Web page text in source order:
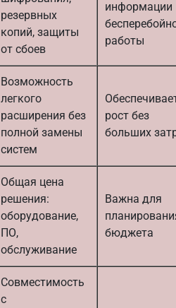
резервных
копий, защиты
от сбоев
информации
работы
Возможность
легкого
расширения без
полной замены
систем
рост без
больших
Общая цена
решения:
оборудование,
ПО,
обслуживание
Важна для
бюджета
Совместимость
с